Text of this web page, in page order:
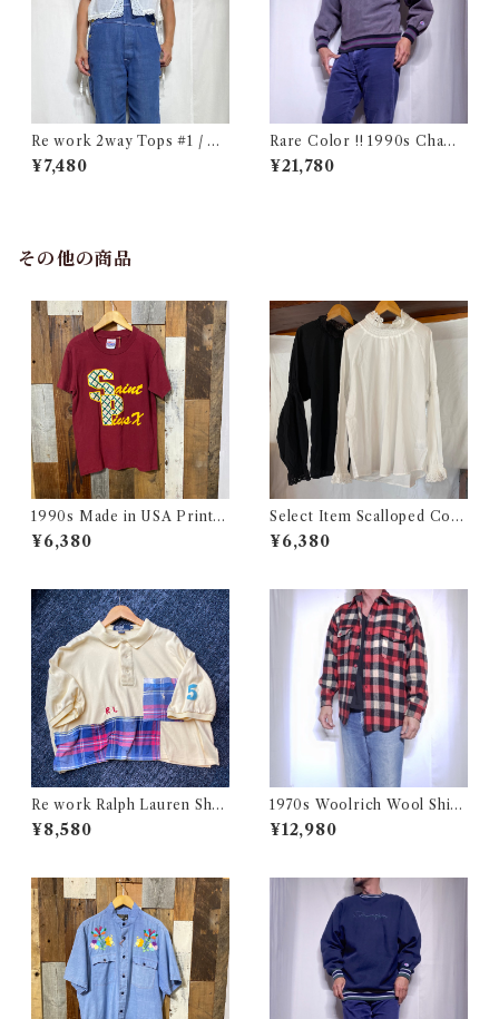
Re work 2way Tops #1 / リ
ワーク 2way トップス 古着
¥7,480
Rare Color !! 1990s Champ
ion Reverse Weave Charco
al Gray Size M / チャンピオ
¥21,780
その他の商品
1990s Made in USA Print T
ee / 90年代 アメリカ製 プリ
ント Tシャツ 古着
¥6,380
Select Item Scalloped Cott
on Shirt / スカラップ コット
ン シャツ
¥6,380
Re work Ralph Lauren Shor
t length Polo shirt / リワー
ク ラルフローレン ショート丈
¥8,580
1970s Woolrich Wool Shirt
CPO / 70年代 白タグ ウール
リッチ 三色 ブロック チェック
¥12,980